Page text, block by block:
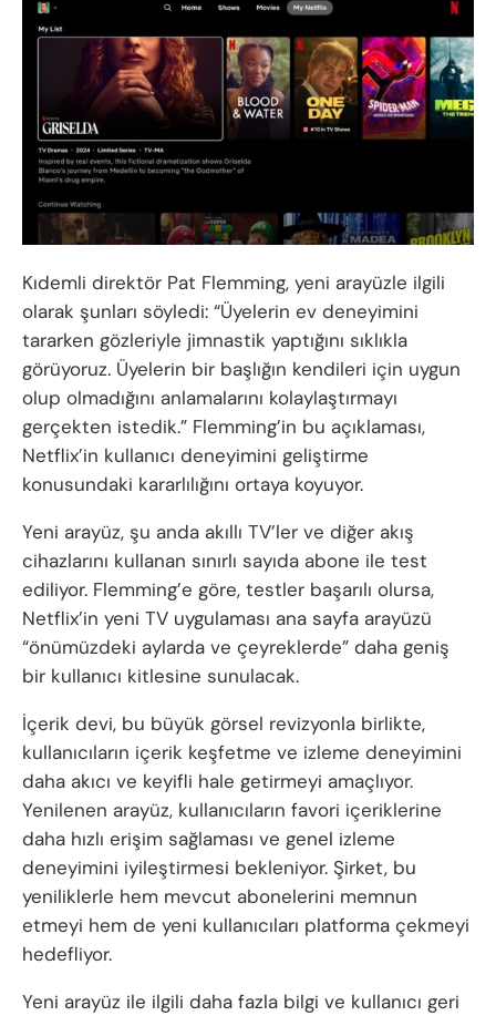
Kıdemli direktör Pat Flemming, yeni arayüzle ilgili
olarak şunları söyledi: “Üyelerin ev deneyimini
tararken gözleriyle jimnastik yaptığını sıklıkla
görüyoruz. Üyelerin bir başlığın kendileri için uygun
olup olmadığını anlamalarını kolaylaştırmayı
gerçekten istedik.” Flemming’in bu açıklaması,
Netflix’in kullanıcı deneyimini geliştirme
konusundaki kararlılığını ortaya koyuyor.
Yeni arayüz, şu anda akıllı TV’ler ve diğer akış
cihazlarını kullanan sınırlı sayıda abone ile test
ediliyor. Flemming’e göre, testler başarılı olursa,
Netflix’in yeni TV uygulaması ana sayfa arayüzü
“önümüzdeki aylarda ve çeyreklerde” daha geniş
bir kullanıcı kitlesine sunulacak.
İçerik devi, bu büyük görsel revizyonla birlikte,
kullanıcıların içerik keşfetme ve izleme deneyimini
daha akıcı ve keyifli hale getirmeyi amaçlıyor.
Yenilenen arayüz, kullanıcıların favori içeriklerine
daha hızlı erişim sağlaması ve genel izleme
deneyimini iyileştirmesi bekleniyor. Şirket, bu
yeniliklerle hem mevcut abonelerini memnun
etmeyi hem de yeni kullanıcıları platforma çekmeyi
hedefliyor.
Yeni arayüz ile ilgili daha fazla bilgi ve kullanıcı geri